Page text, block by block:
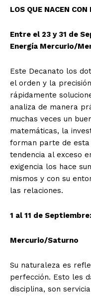
LOS QUE NACEN CON
Entre el 23 y 31 de
Energía Mercurio/
Este Decanato los
el orden y la
rápidamente
analiza de manera
muchas veces un
matemáticas, la
forman parte de esta
tendencia al exceso
exigencia los hace
mismos y con su
las relaciones.
1 al 11 de Septiembre
Mercurio/Saturno
Su naturaleza es
perfección. Esto les
disciplina, son